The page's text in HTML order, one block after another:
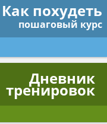
Как похудеть
пошаговый курс
Дневник
тренировок